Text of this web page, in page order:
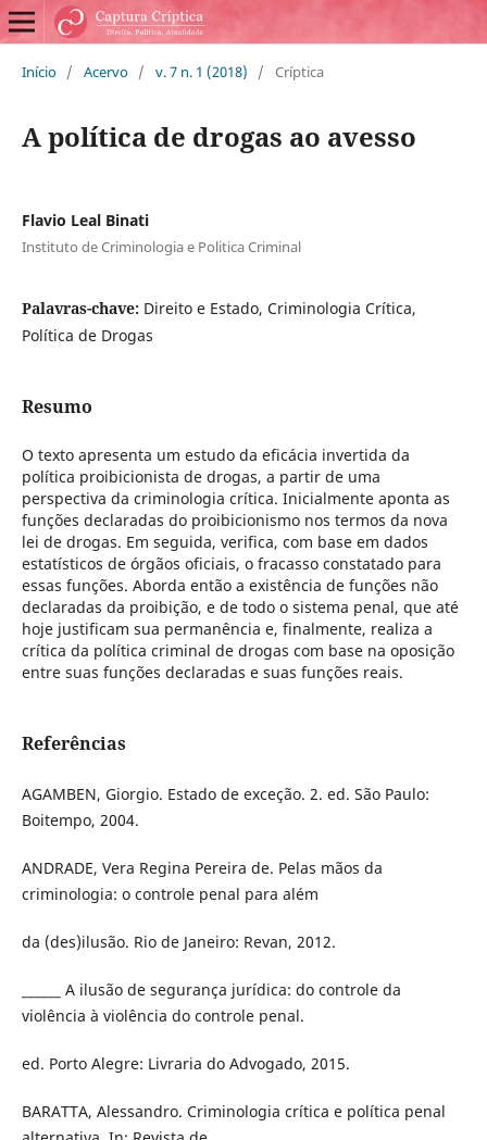
Início / Acervo / v. 7 n. 1 (2018) / Críptica
A política de drogas ao avesso
Flavio Leal Binati
Instituto de Criminologia e Politica Criminal
Palavras-chave: Direito e Estado, Criminologia Crítica,
Política de Drogas
Resumo
O texto apresenta um estudo da eficácia invertida da
política proibicionista de drogas, a partir de uma
perspectiva da criminologia crítica. Inicialmente aponta as
funções declaradas do proibicionismo nos termos da nova
lei de drogas. Em seguida, verifica, com base em dados
estatísticos de órgãos oficiais, o fracasso constatado para
essas funções. Aborda então a existência de funções não
declaradas da proibição, e de todo o sistema penal, que até
hoje justificam sua permanência e, finalmente, realiza a
crítica da política criminal de drogas com base na oposição
entre suas funções declaradas e suas funções reais.
Referências
AGAMBEN, Giorgio. Estado de exceção. 2. ed. São Paulo:
Boitempo, 2004.
ANDRADE, Vera Regina Pereira de. Pelas mãos da
criminologia: o controle penal para além
da (des)ilusão. Rio de Janeiro: Revan, 2012.
______ A ilusão de segurança jurídica: do controle da
violência à violência do controle penal.
ed. Porto Alegre: Livraria do Advogado, 2015.
BARATTA, Alessandro. Criminologia crítica e política penal